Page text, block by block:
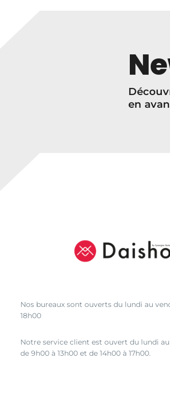
en
Nos bureaux sont ouverts du lundi au
18h00
Notre service client est ouvert du lundi
de 9h00 à 13h00 et de 14h00 à 17h00.